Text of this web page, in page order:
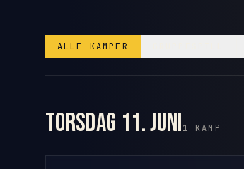
ALLE KAMPER
torsdag 11. juni1 KAMP